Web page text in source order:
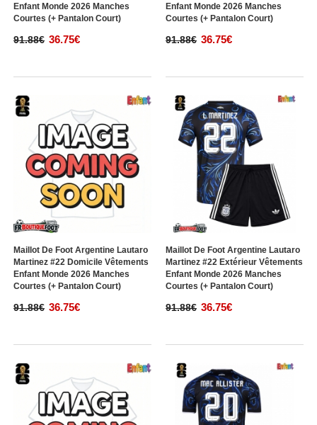
Enfant Monde 2026 Manches
Courtes (+ Pantalon Court)
91.88€ 36.75€
Enfant Monde 2026 Manches
Courtes (+ Pantalon Court)
91.88€ 36.75€
Maillot De Foot Argentine Lautaro
Martinez #22 Domicile Vêtements
Enfant Monde 2026 Manches
Courtes (+ Pantalon Court)
91.88€ 36.75€
Maillot De Foot Argentine Lautaro
Martinez #22 Extérieur Vêtements
Enfant Monde 2026 Manches
Courtes (+ Pantalon Court)
91.88€ 36.75€